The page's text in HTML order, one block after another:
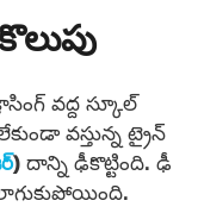
వద్ద స్కూల్
వస్తున్న ట్రైన్
)దాన్ని ఢీకొట్టింది. ఢీ